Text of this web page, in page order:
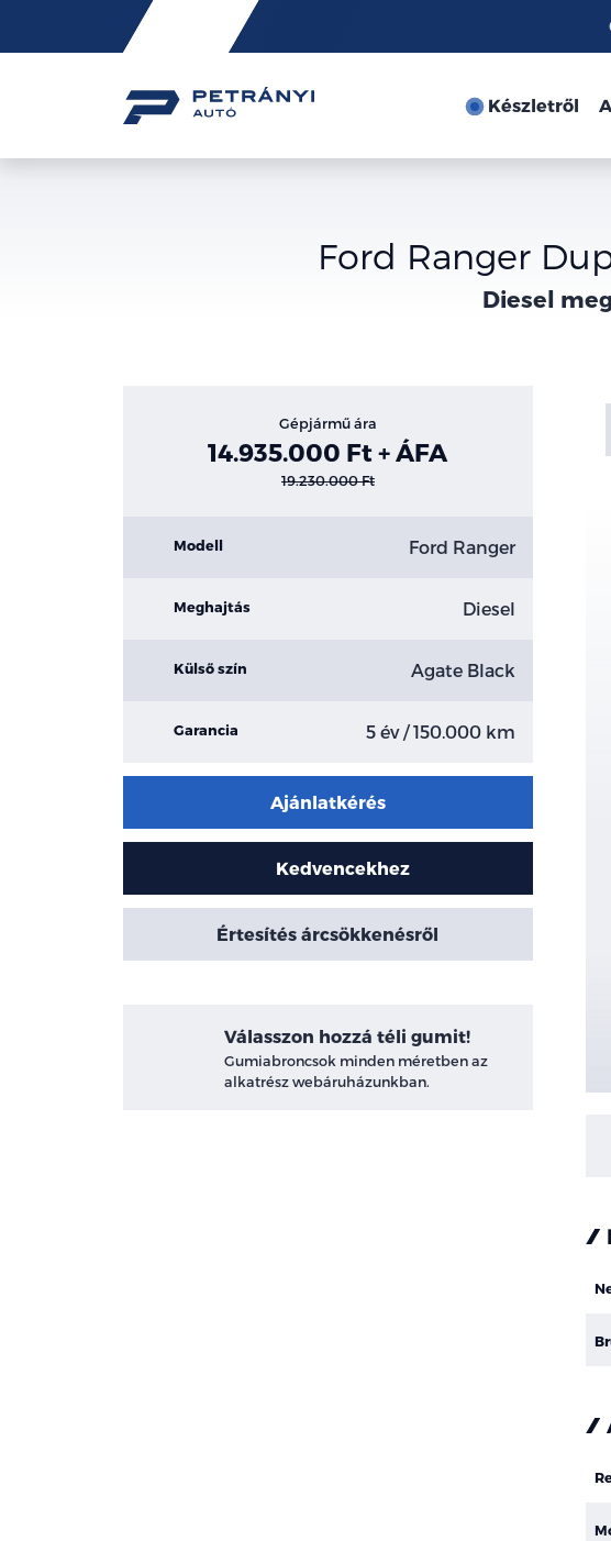
Friss
hírek
Készletről
Ford Ranger
Diesel
Gépjármű ára
14.935.000 Ft + ÁFA
19.230.000 Ft
Modell Ford Ranger
Meghajtás Diesel
Külső szín Agate Black
Garancia 5 év / 150.000 km
Ajánlatkérés
Kedvencekhez
Értesítés árcsökkenésről
Válasszon hozzá téli gumit!
Gumiabroncsok minden méretben az
alkatrész webáruházunkban.